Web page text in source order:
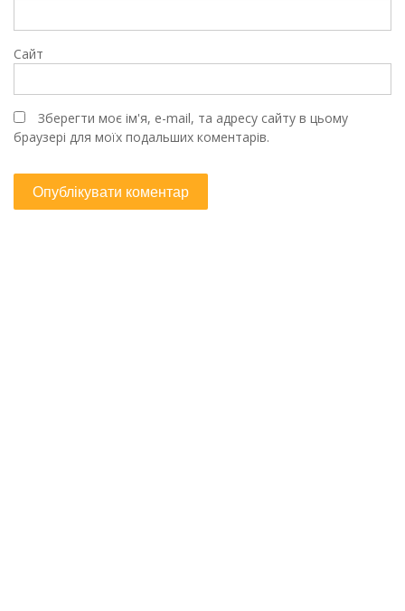
Сайт
Зберегти моє ім'я, e-mail, та адресу сайту в цьому
браузері для моїх подальших коментарів.